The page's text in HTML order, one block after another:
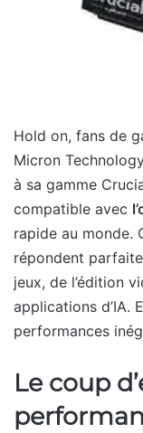
Hold on, fans de
Micron
à sa gamme
compatible avec
rapide au monde.
répondent
jeux, de l’édition
applications d’IA.
performances
Le coup